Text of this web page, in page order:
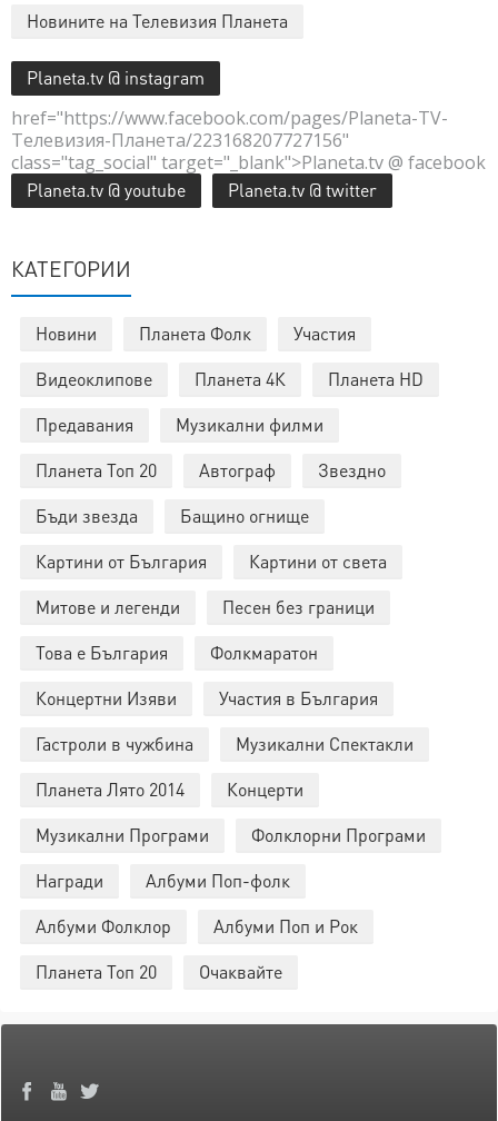
Новините на Телевизия Планета
Planeta.tv @ instagram
href="https://www.facebook.com/pages/Planeta-TV-
Телевизия-Планета/223168207727156"
class="tag_social" target="_blank">Planeta.tv @ facebook
Planeta.tv @ youtube Planeta.tv @ twitter
КАТЕГОРИИ
Новини Планета Фолк
Участия
Видеоклипове
Планета 4К
Планета HD
Предавания
Музикални филми
Планета Топ 20
Автограф
Звездно
Бъди звезда
Бащино огнище
Картини от България
Картини от света
Митове и легенди
Песен без граници
Това е България
Фолкмаратон
Концертни Изяви
Участия в България
Гастроли в чужбина
Музикални Спектакли
Планета Лято 2014
Концерти
Музикални Програми
Фолклорни Програми
Награди
Албуми Поп-фолк
Албуми Фолклор
Албуми Поп и Рок
Планета Топ 20
Очаквайте